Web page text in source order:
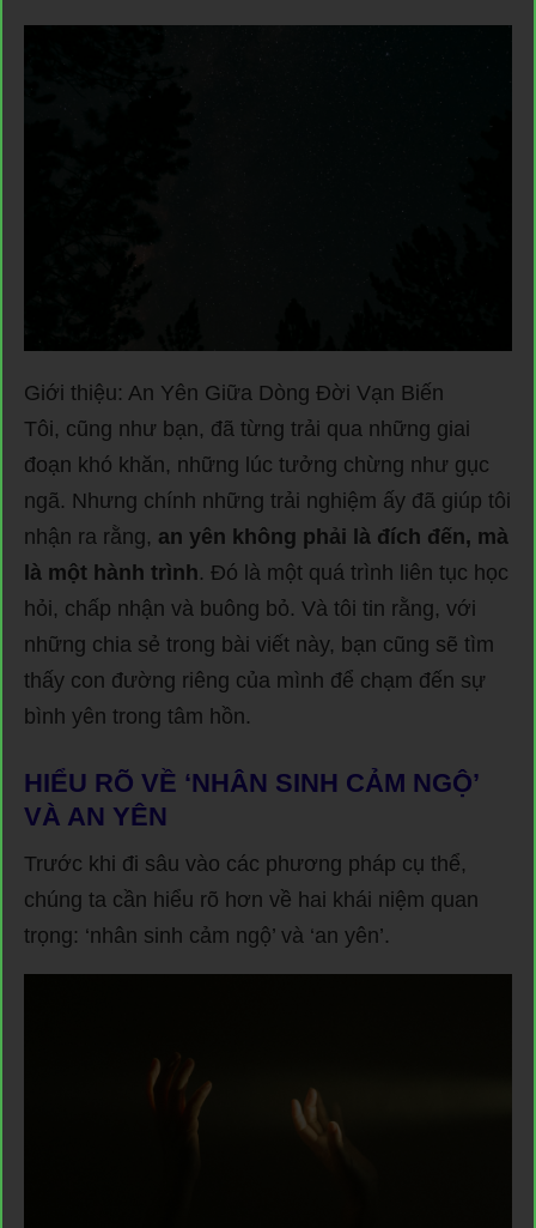
Giới thiệu: An Yên Giữa Dòng Đời Vạn Biến
Tôi, cũng như bạn, đã từng trải qua những giai
đoạn khó khăn, những lúc tưởng chừng như gục
ngã. Nhưng chính những trải nghiệm ấy đã giúp tôi
nhận ra rằng, an yên không phải là đích đến, mà
là một hành trình. Đó là một quá trình liên tục học
hỏi, chấp nhận và buông bỏ. Và tôi tin rằng, với
những chia sẻ trong bài viết này, bạn cũng sẽ tìm
thấy con đường riêng của mình để chạm đến sự
bình yên trong tâm hồn.
HIỂU RÕ VỀ ‘NHÂN SINH CẢM NGỘ’
VÀ AN YÊN
Trước khi đi sâu vào các phương pháp cụ thể,
chúng ta cần hiểu rõ hơn về hai khái niệm quan
trọng: ‘nhân sinh cảm ngộ’ và ‘an yên’.